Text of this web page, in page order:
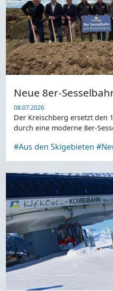
Neue 8er-
08.07.2026
Der Kreischberg ersetzt den
durch eine moderne 8er-
#Aus den Skigebieten